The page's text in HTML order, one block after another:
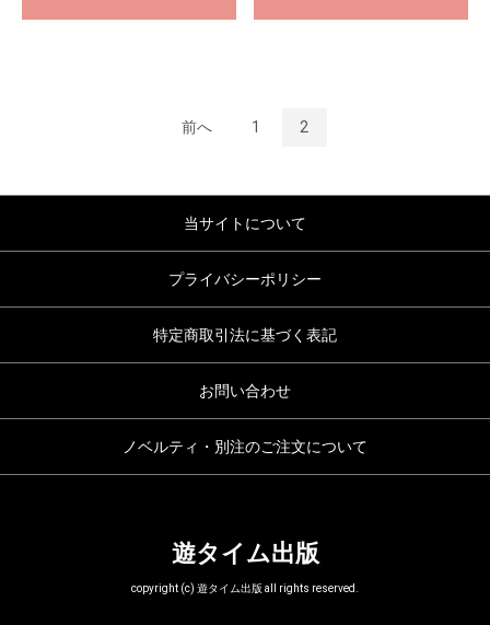
前へ 1 2
当サイトについて
プライバシーポリシー
特定商取引法に基づく表記
お問い合わせ
ノベルティ・別注のご注文について
遊タイム出版
copyright (c) 遊タイム出版 all rights reserved.